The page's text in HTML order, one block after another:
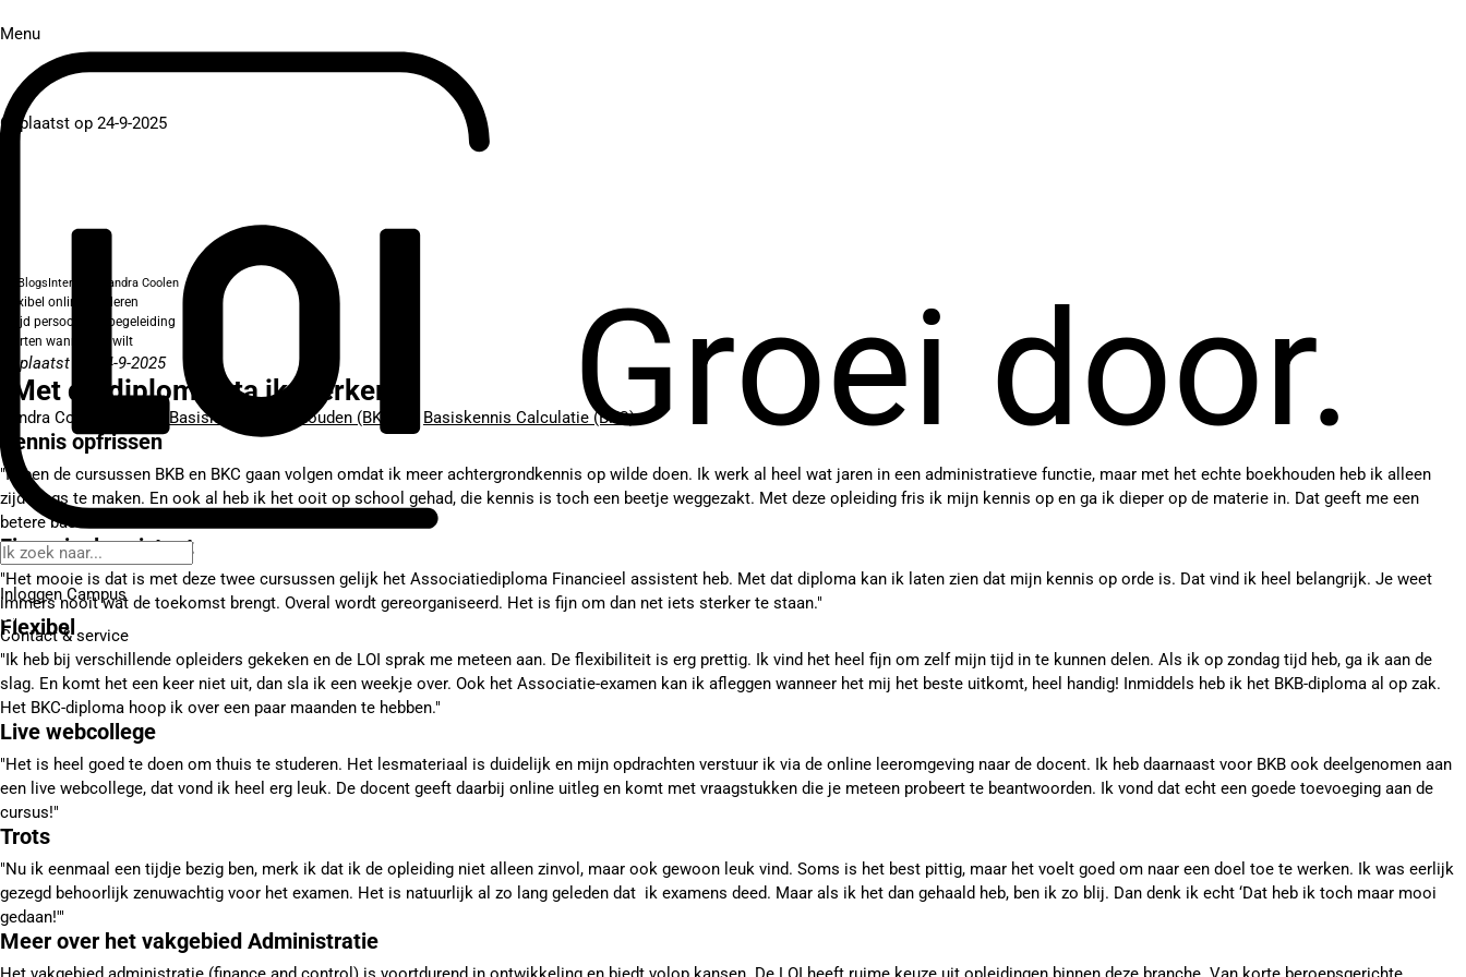
Menu
Groei door.
Inloggen Campus
Contact& service
Geplaatst op 24-9-2025
BlogsInterview Sandra Coolen
Flexibel online studeren
Altijd persoonlijke begeleiding
Starten wanneer je wilt
Geplaatst op 24-9-2025
“Met dit diploma sta ik sterker.”
Sandra Coolen, cursist Basiskennis Boekhouden (BKB) Basiskennis Calculatie (BKC)
Kennis opfrissen
"Ik ben de cursussen BKB en BKC gaan volgen omdat ik meer achtergrondkennis op wilde doen. Ik werk al heel wat jaren in een administratieve functie, maar met het echte boekhouden heb ik alleen
zijdelings te maken. En ook al heb ik het ooit op school gehad, die kennis is toch een beetje weggezakt. Met deze opleiding fris ik mijn kennis op en ga ik dieper op de materie in. Dat geeft me een
betere basis."
Financieel assistent
"Het mooie is dat is met deze twee cursussen gelijk het Associatiediploma Financieel assistent heb. Met dat diploma kan ik laten zien dat mijn kennis op orde is. Dat vind ik heel belangrijk. Je weet
immers nooit wat de toekomst brengt. Overal wordt gereorganiseerd. Het is fijn om dan net iets sterker te staan."
Flexibel
"Ik heb bij verschillende opleiders gekeken en de LOI sprak me meteen aan. De flexibiliteit is erg prettig. Ik vind het heel fijn om zelf mijn tijd in te kunnen delen. Als ik op zondag tijd heb, ga ik aan de
slag. En komt het een keer niet uit, dan sla ik een weekje over. Ook het Associatie-examen kan ik afleggen wanneer het mij het beste uitkomt, heel handig! Inmiddels heb ik het BKB-diploma al op zak.
Het BKC-diploma hoop ik over een paar maanden te hebben."
Live webcollege
"Het is heel goed te doen om thuis te studeren. Het lesmateriaal is duidelijk en mijn opdrachten verstuur ik via de online leeromgeving naar de docent. Ik heb daarnaast voor BKB ook deelgenomen aan
een live webcollege, dat vond ik heel erg leuk. De docent geeft daarbij online uitleg en komt met vraagstukken die je meteen probeert te beantwoorden. Ik vond dat echt een goede toevoeging aan de
cursus!"
Trots
"Nu ik eenmaal een tijdje bezig ben, merk ik dat ik de opleiding niet alleen zinvol, maar ook gewoon leuk vind. Soms is het best pittig, maar het voelt goed om naar een doel toe te werken. Ik was eerlijk
gezegd behoorlijk zenuwachtig voor het examen. Het is natuurlijk al zo lang geleden dat ik examens deed. Maar als ik het dan gehaald heb, ben ik zo blij. Dan denk ik echt ‘Dat heb ik toch maar mooi
gedaan!'"
Meer over het vakgebied Administratie